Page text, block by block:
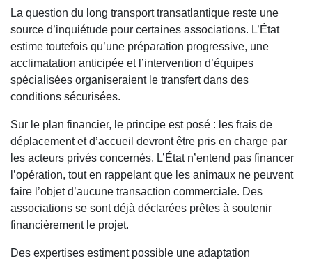
La question du long transport transatlantique reste une
source d’inquiétude pour certaines associations. L’État
estime toutefois qu’une préparation progressive, une
acclimatation anticipée et l’intervention d’équipes
spécialisées organiseraient le transfert dans des
conditions sécurisées.
Sur le plan financier, le principe est posé : les frais de
déplacement et d’accueil devront être pris en charge par
les acteurs privés concernés. L’État n’entend pas financer
l’opération, tout en rappelant que les animaux ne peuvent
faire l’objet d’aucune transaction commerciale. Des
associations se sont déjà déclarées prêtes à soutenir
financièrement le projet.
Des expertises estiment possible une adaptation